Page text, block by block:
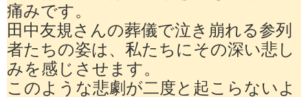
痛みです。
田中友規さんの葬儀で泣き崩れる参列
者たちの姿は、私たちにその深い悲し
みを感じさせます。
このような悲劇が二度と起こらないよ